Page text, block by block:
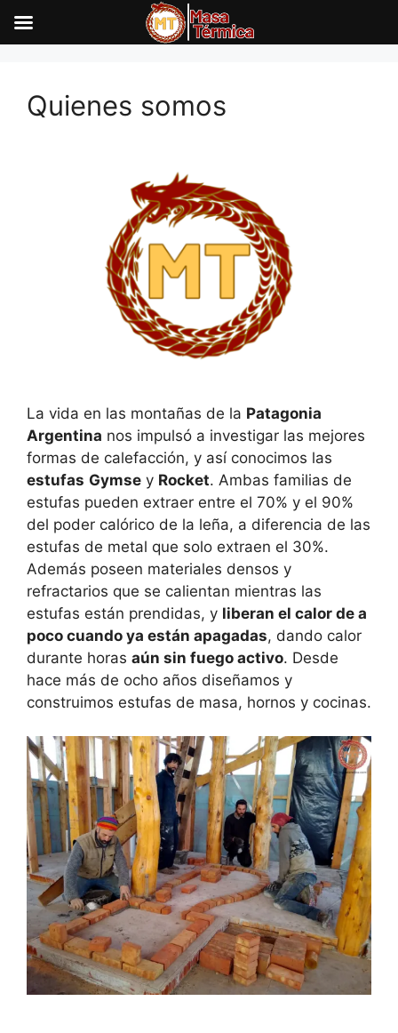
contenido
Quienes somos
La vida en las montañas de la Patagonia
Argentina nos impulsó a investigar las mejores
formas de calefacción, y así conocimos las
estufas Gymse y Rocket. Ambas familias de
estufas pueden extraer entre el 70% y el 90%
del poder calórico de la leña, a diferencia de las
estufas de metal que solo extraen el 30%.
Además poseen materiales densos y
refractarios que se calientan mientras las
estufas están prendidas, y liberan el calor de a
poco cuando ya están apagadas, dando calor
durante horas aún sin fuego activo. Desde
hace más de ocho años diseñamos y
construimos estufas de masa, hornos y cocinas.